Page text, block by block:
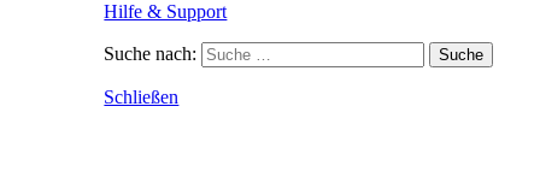
Hilfe & Support
Suche nach:
Schließen